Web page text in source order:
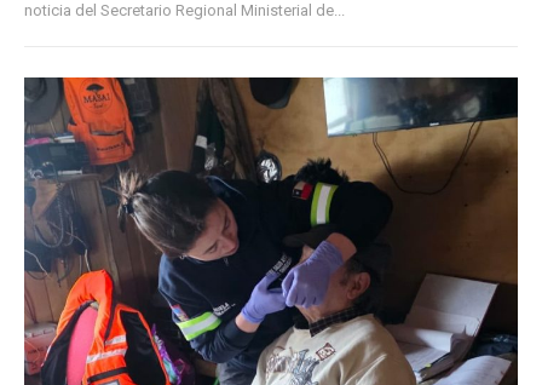
noticia del Secretario Regional Ministerial de...